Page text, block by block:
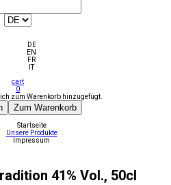
DE
EN
FR
IT
cart
0
zum Warenkorb hinzugefügt.
Zum Warenkorb
Startseite
Unsere Produkte
Impressum
41% Vol., 50cl